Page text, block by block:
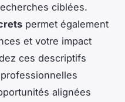
ciblées.
permet également
et votre impact
ces descriptifs
alignées